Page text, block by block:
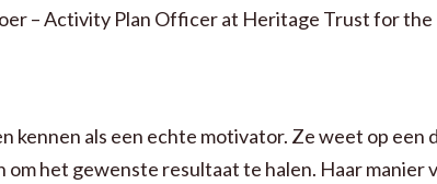
– Activity Plan Officer at Heritage Trust for
kennen als een echte motivator. Ze weet op
om het gewenste resultaat te halen. Haar